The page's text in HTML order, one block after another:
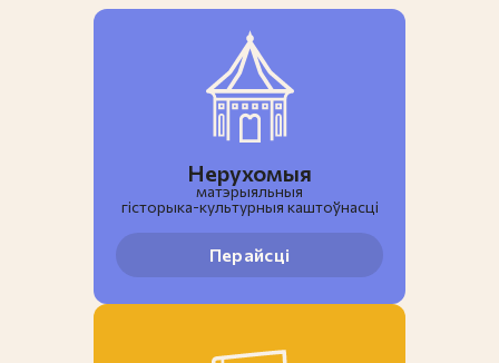
Нерухомыя
матэрыяльныя
гiсторыка-культурныя каштоўнасці
Перайсці